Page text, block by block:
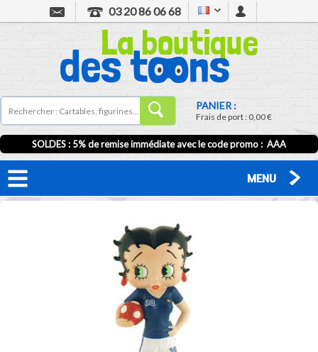
03 20 86 06 68
PANIER :
Frais de port :0,00 €
SOLDES : 5% de remise immédiate avec le code promo : AAA
MENU